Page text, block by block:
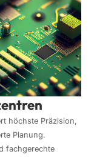
höchste Präzision,
Planung.
fachgerechte